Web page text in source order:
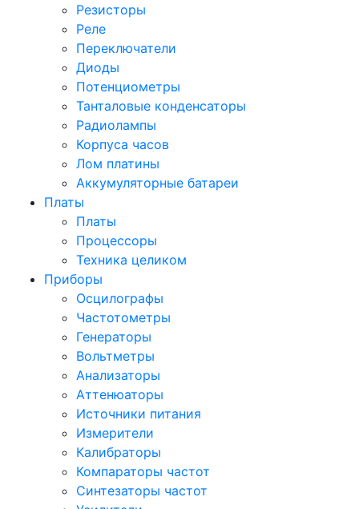
Резисторы
Реле
Переключатели
Диоды
Потенциометры
Танталовые конденсаторы
Радиолампы
Корпуса часов
Лом платины
Аккумуляторные батареи
Платы
Платы
Процессоры
Техника целиком
Приборы
Осцилографы
Частотометры
Генераторы
Вольтметры
Анализаторы
Аттенюаторы
Источники питания
Измерители
Калибраторы
Компараторы частот
Синтезаторы частот